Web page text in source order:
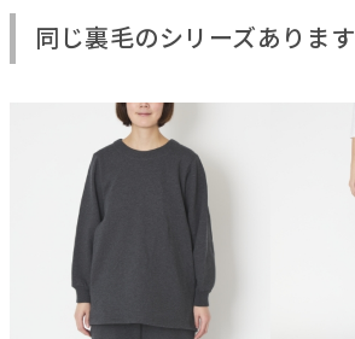
同じ裏毛のシリーズあります